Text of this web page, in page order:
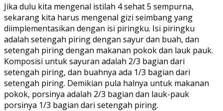
Jika dulu kita mengenal istilah 4 sehat 5 sempurna,
sekarang kita harus mengenal gizi seimbang yang
diimplementasikan dengan isi piringku. Isi piringku
adalah setengah piring dengan sayur dan buah, dan
setengah piring dengan makanan pokok dan lauk pauk.
Komposisi untuk sayuran adalah 2/3 bagian dari
setengah piring, dan buahnya ada 1/3 bagian dari
setengah piring. Demikian pula halnya untuk makanan
pokok, porsinya adalah 2/3 bagian dan lauk-pauk
porsinya 1/3 bagian dari setengah piring.